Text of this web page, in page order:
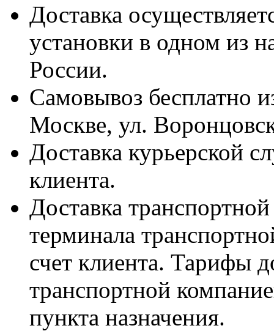
Доставка
установки в одном из
России.
Самовывоз бесплатно
Москве, ул.
Доставка курьерской
клиента.
Доставка
терминала
счет клиента. Тарифы
транспортной
пункта назначения.